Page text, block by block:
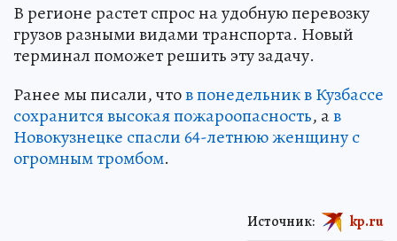
В регионе растет спрос на удобную перевозку
грузов разными видами транспорта. Новый
терминал поможет решить эту задачу.
Ранее мы писали, чтов понедельник в Кузбассе
сохранится высокая пожароопасность, ав
Новокузнецке спасли 64-летнюю женщину с
огромным тромбом.
Источник: kp.ru